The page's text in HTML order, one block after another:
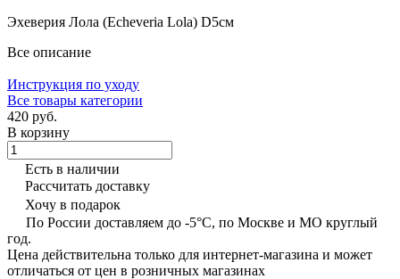
Эхеверия Лола (Echeveria Lola) D5см
Все описание
Инструкция по уходу
Все товары категории
420 руб.
В корзину
Есть в наличии
Рассчитать доставку
Хочу в подарок
По России доставляем до -5°C, по Москве и МО круглый
год.
Цена действительна только для интернет-магазина и может
отличаться от цен в розничных магазинах